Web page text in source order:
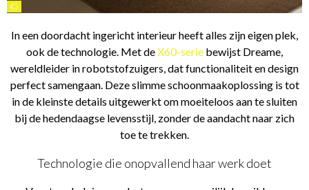
©
In een doordacht ingericht interieur heeft alles zijn eigen plek,
ook de technologie. Met deX60-serie bewijst Dreame,
wereldleider in robotstofzuigers, dat functionaliteit en design
perfect samengaan. Deze slimme schoonmaakoplossing is tot
in de kleinste details uitgewerkt om moeiteloos aan te sluiten
bij de hedendaagse levensstijl, zonder de aandacht naar zich
toe te trekken.
Technologie die onopvallend haar werk doet